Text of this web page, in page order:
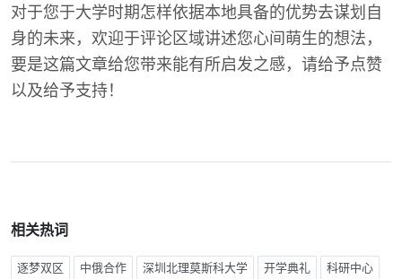
对于您于大学时期怎样依据本地具备的优势去谋划自
身的未来，欢迎于评论区域讲述您心间萌生的想法，
要是这篇文章给您带来能有所启发之感，请给予点赞
以及给予支持！
相关热词
逐梦双区 中俄合作 深圳北理莫斯科大学 开学典礼 科研中心